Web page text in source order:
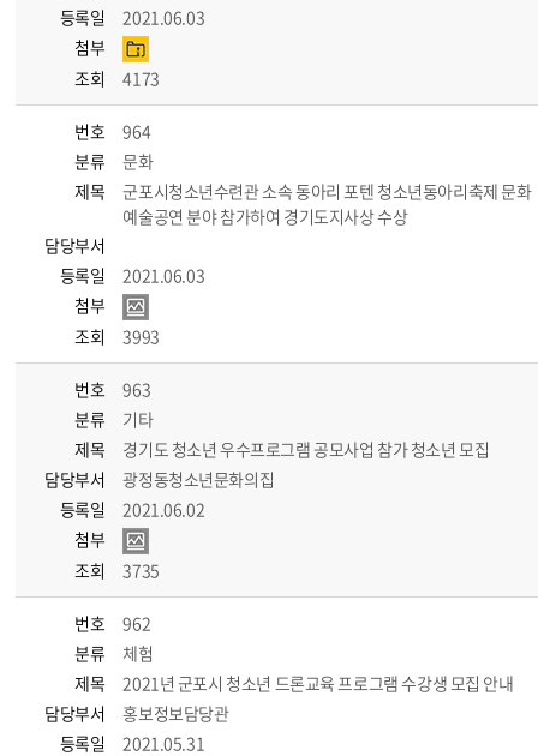
등록일
2021.06.03
첨부
조회
4173
번호
964
분류
문화
제목
군포시청소년수련관 소속 동아리 포텐 청소년동아리축제 문화
예술공연 분야 참가하여 경기도지사상 수상
담당부서
등록일
2021.06.03
첨부
조회
3993
번호
963
분류
기타
제목
경기도 청소년 우수프로그램 공모사업 참가 청소년 모집
담당부서
광정동청소년문화의집
등록일
2021.06.02
첨부
조회
3735
번호
962
분류
체험
제목
2021년 군포시 청소년 드론교육 프로그램 수강생 모집 안내
담당부서
홍보정보담당관
등록일
2021.05.31